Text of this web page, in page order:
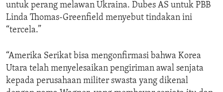
untuk perang melawan Ukraina. Dubes AS untuk PBB
Linda Thomas-Greenfield menyebut tindakan ini
“tercela.”
“Amerika Serikat bisa mengonfirmasi bahwa Korea
Utara telah menyelesaikan pengiriman awal senjata
kepada perusahaan militer swasta yang dikenal